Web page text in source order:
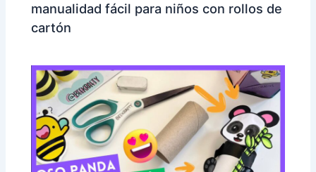
manualidad fácil para niños con rollos de
cartón